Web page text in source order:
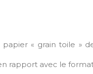
« grain toile »
rapport avec le